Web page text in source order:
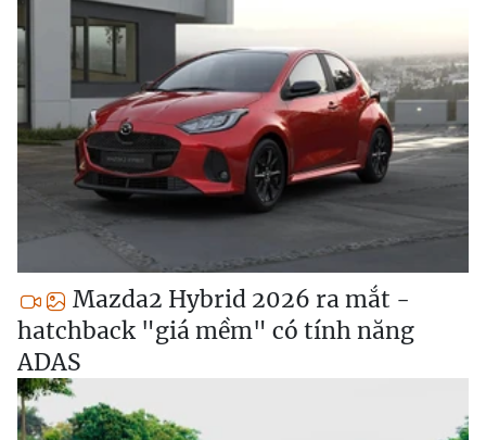
Mazda2 Hybrid 2026 ra mắt -
hatchback "giá mềm" có tính năng
ADAS